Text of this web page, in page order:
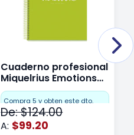
Cuaderno profesional
Miquelrius Emotions
Dots 80 hojas Lima
Compra 5 y obten este dto.
De: $124.00
A: $99.20